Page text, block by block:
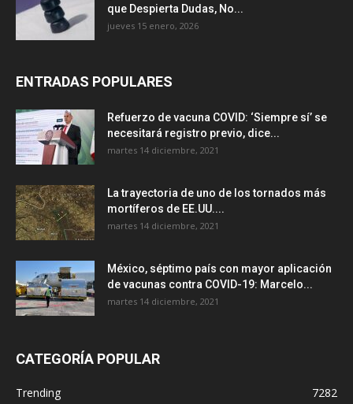
que Despierta Dudas, No...
jueves 15 enero, 2026
ENTRADAS POPULARES
Refuerzo de vacuna COVID: ‘Siempre sí’ se
necesitará registro previo, dice...
martes 14 diciembre, 2021
La trayectoria de uno de los tornados más
mortíferos de EE.UU....
martes 14 diciembre, 2021
México, séptimo país con mayor aplicación
de vacunas contra COVID-19: Marcelo...
martes 14 diciembre, 2021
CATEGORÍA POPULAR
Trending
7282